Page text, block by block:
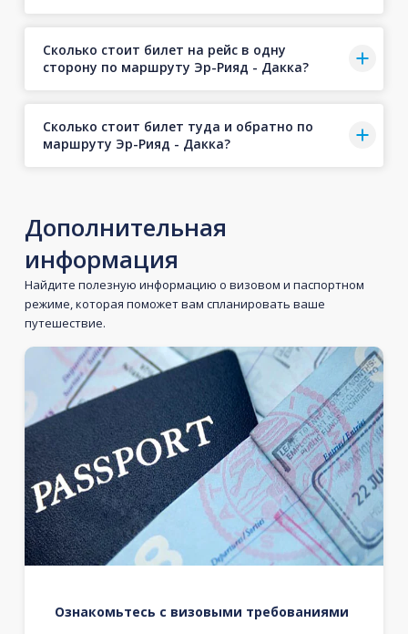
Сколько стоит билет на рейс в одну
сторону по маршруту Эр-Рияд - Дакка?
Сколько стоит билет туда и обратно по
маршруту Эр-Рияд - Дакка?
Дополнительная
информация
Найдите полезную информацию о визовом и паспортном
режиме, которая поможет вам спланировать ваше
путешествие.
Ознакомьтесь с визовыми требованиями